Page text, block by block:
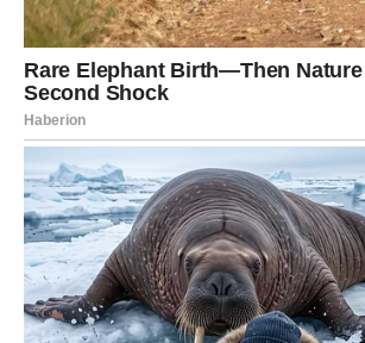
Ribe su znak koji sanja čak i kada nema
su često bile povređene – jer su davale
drugi nisu znali šta da rade s njim. Ribe
sebi, ali su ponekad bile okružene
da je cene.
Sudbina sada kaže:dosta je bilo suza –
Šta se menja za Ribe u